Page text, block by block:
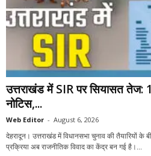
उत्तराखंड में SIR पर सियासत तेज:
नोटिस,...
Web Editor - August 6, 2026
देहरादून। उत्तराखंड में विधानसभा चुनाव की तैयारियों के
प्रक्रिया अब राजनीतिक विवाद का केंद्र बन गई है।...